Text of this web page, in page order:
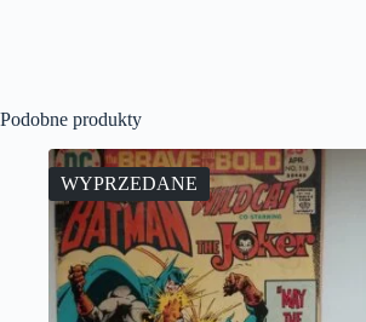
Podobne produkty
WYPRZEDANE